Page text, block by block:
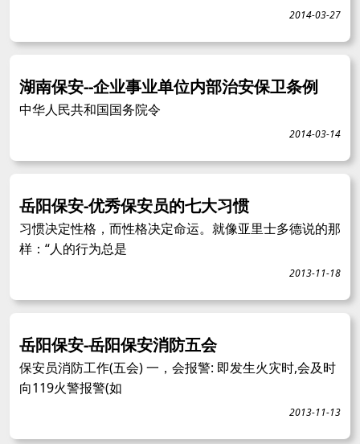
2014-03-27
湖南保安--企业事业单位内部治安保卫条例
中华人民共和国国务院令
2014-03-14
岳阳保安-优秀保安员的七大习惯
习惯决定性格，而性格决定命运。就像亚里士多德说的那
样：“人的行为总是
2013-11-18
岳阳保安-岳阳保安消防五会
保安员消防工作(五会) 一，会报警: 即发生火灾时,会及时
向119火警报警(如
2013-11-13